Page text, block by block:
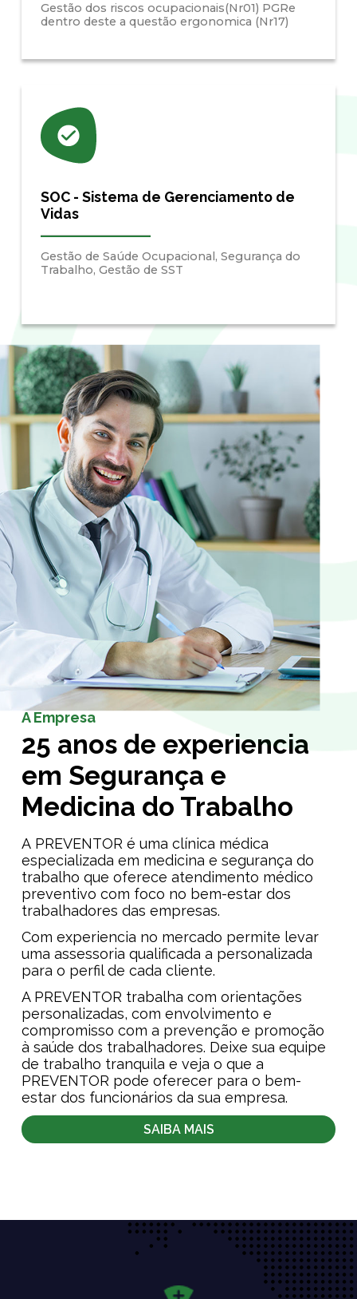
Gestão dos riscos ocupacionais(Nr01) PGRe
dentro deste a questão ergonomica (Nr17)
SOC - Sistema de Gerenciamento de
Vidas
Gestão de Saúde Ocupacional, Segurança do
Trabalho, Gestão de SST
A Empresa
25 anos de experiencia
em Segurança e
Medicina do Trabalho
A PREVENTOR é uma clínica médica
especializada em medicina e segurança do
trabalho que oferece atendimento médico
preventivo com foco no bem-estar dos
trabalhadores das empresas.
Com experiencia no mercado permite levar
uma assessoria qualificada a personalizada
para o perfil de cada cliente.
A PREVENTOR trabalha com orientações
personalizadas, com envolvimento e
compromisso com a prevenção e promoção
à saúde dos trabalhadores. Deixe sua equipe
de trabalho tranquila e veja o que a
PREVENTOR pode oferecer para o bem-
estar dos funcionários da sua empresa.
SAIBA MAIS